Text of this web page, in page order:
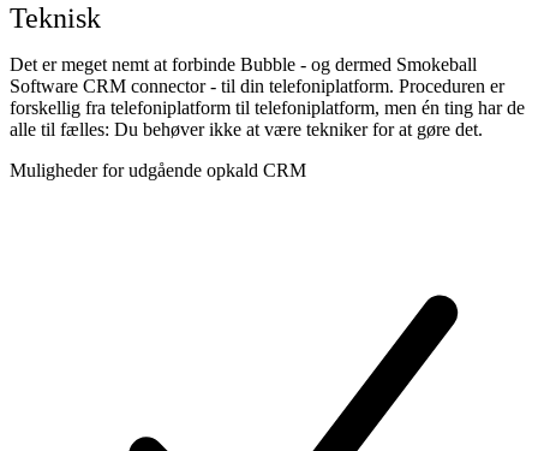
Teknisk
Det er meget nemt at forbinde Bubble - og dermed Smokeball
Software CRM connector - til din telefoniplatform. Proceduren er
forskellig fra telefoniplatform til telefoniplatform, men én ting har de
alle til fælles: Du behøver ikke at være tekniker for at gøre det.
Muligheder for udgående opkald CRM